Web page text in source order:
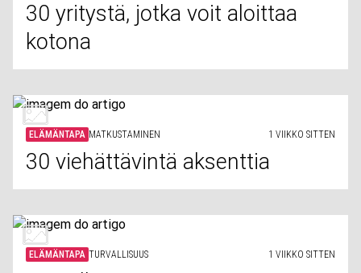
30 yritystä, jotka voit aloittaa
kotona
ELÄMÄNTAPA MATKUSTAMINEN 1 VIIKKO SITTEN
30 viehättävintä aksenttia
ELÄMÄNTAPA TURVALLISUUS 1 VIIKKO SITTEN